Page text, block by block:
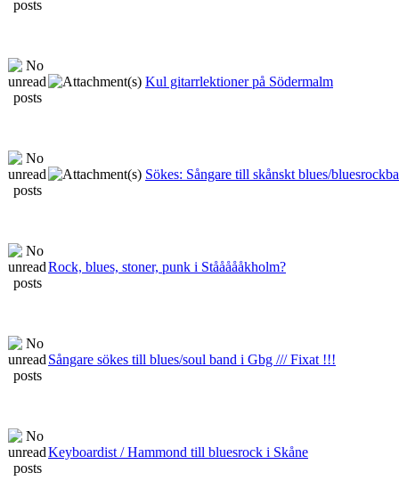
Kul gitarrlektioner på Södermalm
Sökes: Sångare till skånskt blues/
Rock, blues, stoner, punk i Ståååååkholm?
Sångare sökes till blues/soul band i Gbg /// Fixat !!!
Keyboardist / Hammond till bluesrock i Skåne